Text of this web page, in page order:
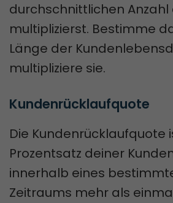
durchschnittlichen Anzahl
multiplizierst. Bestimme
Länge der
multipliziere sie.
Kundenrücklaufquote
Die Kundenrücklaufquote
Prozentsatz deiner
innerhalb eines
Zeitraums mehr als